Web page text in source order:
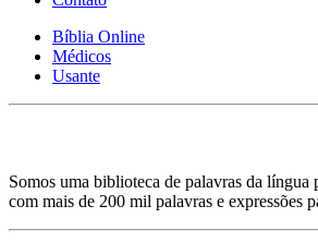
Bíblia Online
Médicos
Usante
Somos uma biblioteca de palavras da língua
com mais de 200 mil palavras e expressões